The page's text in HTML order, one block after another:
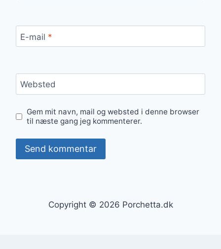
E-mail *
Websted
Gem mit navn, mail og websted i denne browser
til næste gang jeg kommenterer.
Copyright © 2026 Porchetta.dk